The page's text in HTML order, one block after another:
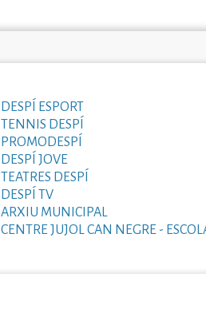
DESPÍ ESPORT
TENNIS DESPÍ
PROMODESPÍ
DESPÍ JOVE
TEATRES DESPÍ
DESPÍ TV
ARXIU MUNICIPAL
CENTRE JUJOL CAN NEGRE -